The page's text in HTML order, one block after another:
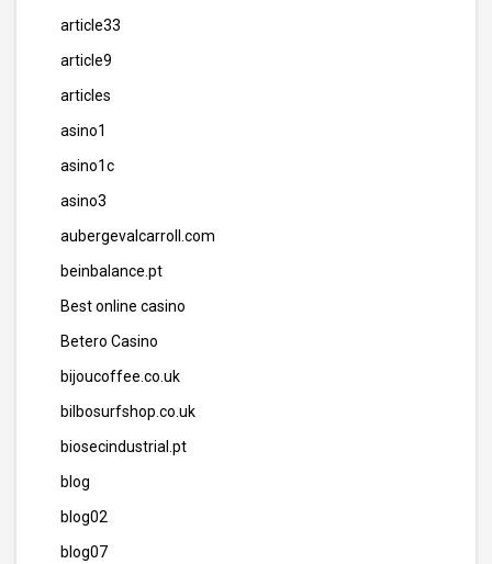
article33
article9
articles
asino1
asino1c
asino3
aubergevalcarroll.com
beinbalance.pt
Best online casino
Betero Casino
bijoucoffee.co.uk
bilbosurfshop.co.uk
biosecindustrial.pt
blog
blog02
blog07